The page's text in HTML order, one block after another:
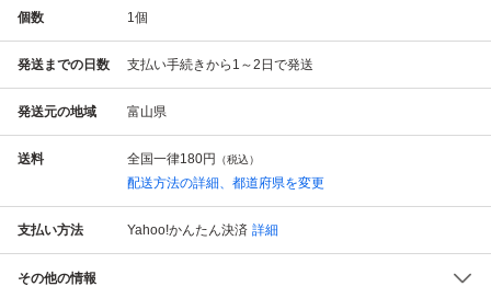
個数 1個
発送までの日数 支払い手続きから1～2日で発送
発送元の地域 富山県
送料 全国一律180円 （税込）
配送方法の詳細、都道府県を変更
支払い方法 Yahoo!かんたん決済 詳細
その他の情報